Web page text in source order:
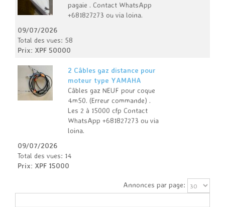
pagaie . Contact WhatsApp
+681827273 ou via loina.
09/07/2026
Total des vues: 58
Prix: XPF 50000
2 Câbles gaz distance pour
moteur type YAMAHA
Câbles gaz NEUF pour coque
4m50. (Erreur commande) .
Les 2 à 15000 cfp Contact
WhatsApp +681827273 ou via
loina.
09/07/2026
Total des vues: 14
Prix: XPF 15000
Annonces par page: